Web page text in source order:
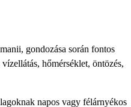
gondozása során fontos
hőmérséklet, öntözés,
napos vagy félárnyékos